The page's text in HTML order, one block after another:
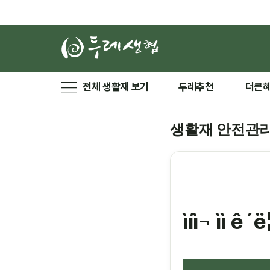
전체 생활재 보기 두레추천 더큰
생활재 안전관
ìíì¬ ìì